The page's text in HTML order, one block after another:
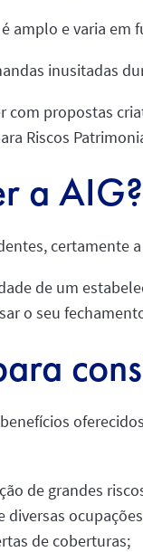
amplo e varia em
inusitadas
propostas
Riscos
a AIG?
de um
o seu
de grandes
diversas
de coberturas;